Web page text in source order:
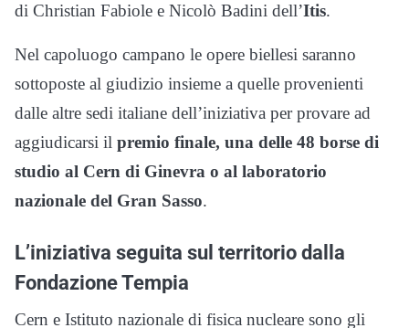
di Christian Fabiole e Nicolò Badini dell’Itis.
Nel capoluogo campano le opere biellesi saranno
sottoposte al giudizio insieme a quelle provenienti
dalle altre sedi italiane dell’iniziativa per provare ad
aggiudicarsi il premio finale, una delle 48 borse di
studio al Cern di Ginevra o al laboratorio
nazionale del Gran Sasso.
L’iniziativa seguita sul territorio dalla
Fondazione Tempia
Cern e Istituto nazionale di fisica nucleare sono gli